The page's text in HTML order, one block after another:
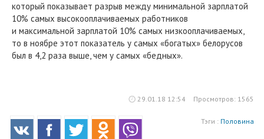
который показывает разрыв между минимальной зарплатой
10% самых высокооплачиваемых работников
и максимальной зарплатой 10% самых низкооплачиваемых,
то в ноябре этот показатель у самых «богатых» белорусов
был в 4,2 раза выше, чем у самых «бедных».
29.01.18 12:54 Просмотров: 1565
Тэги : Половина